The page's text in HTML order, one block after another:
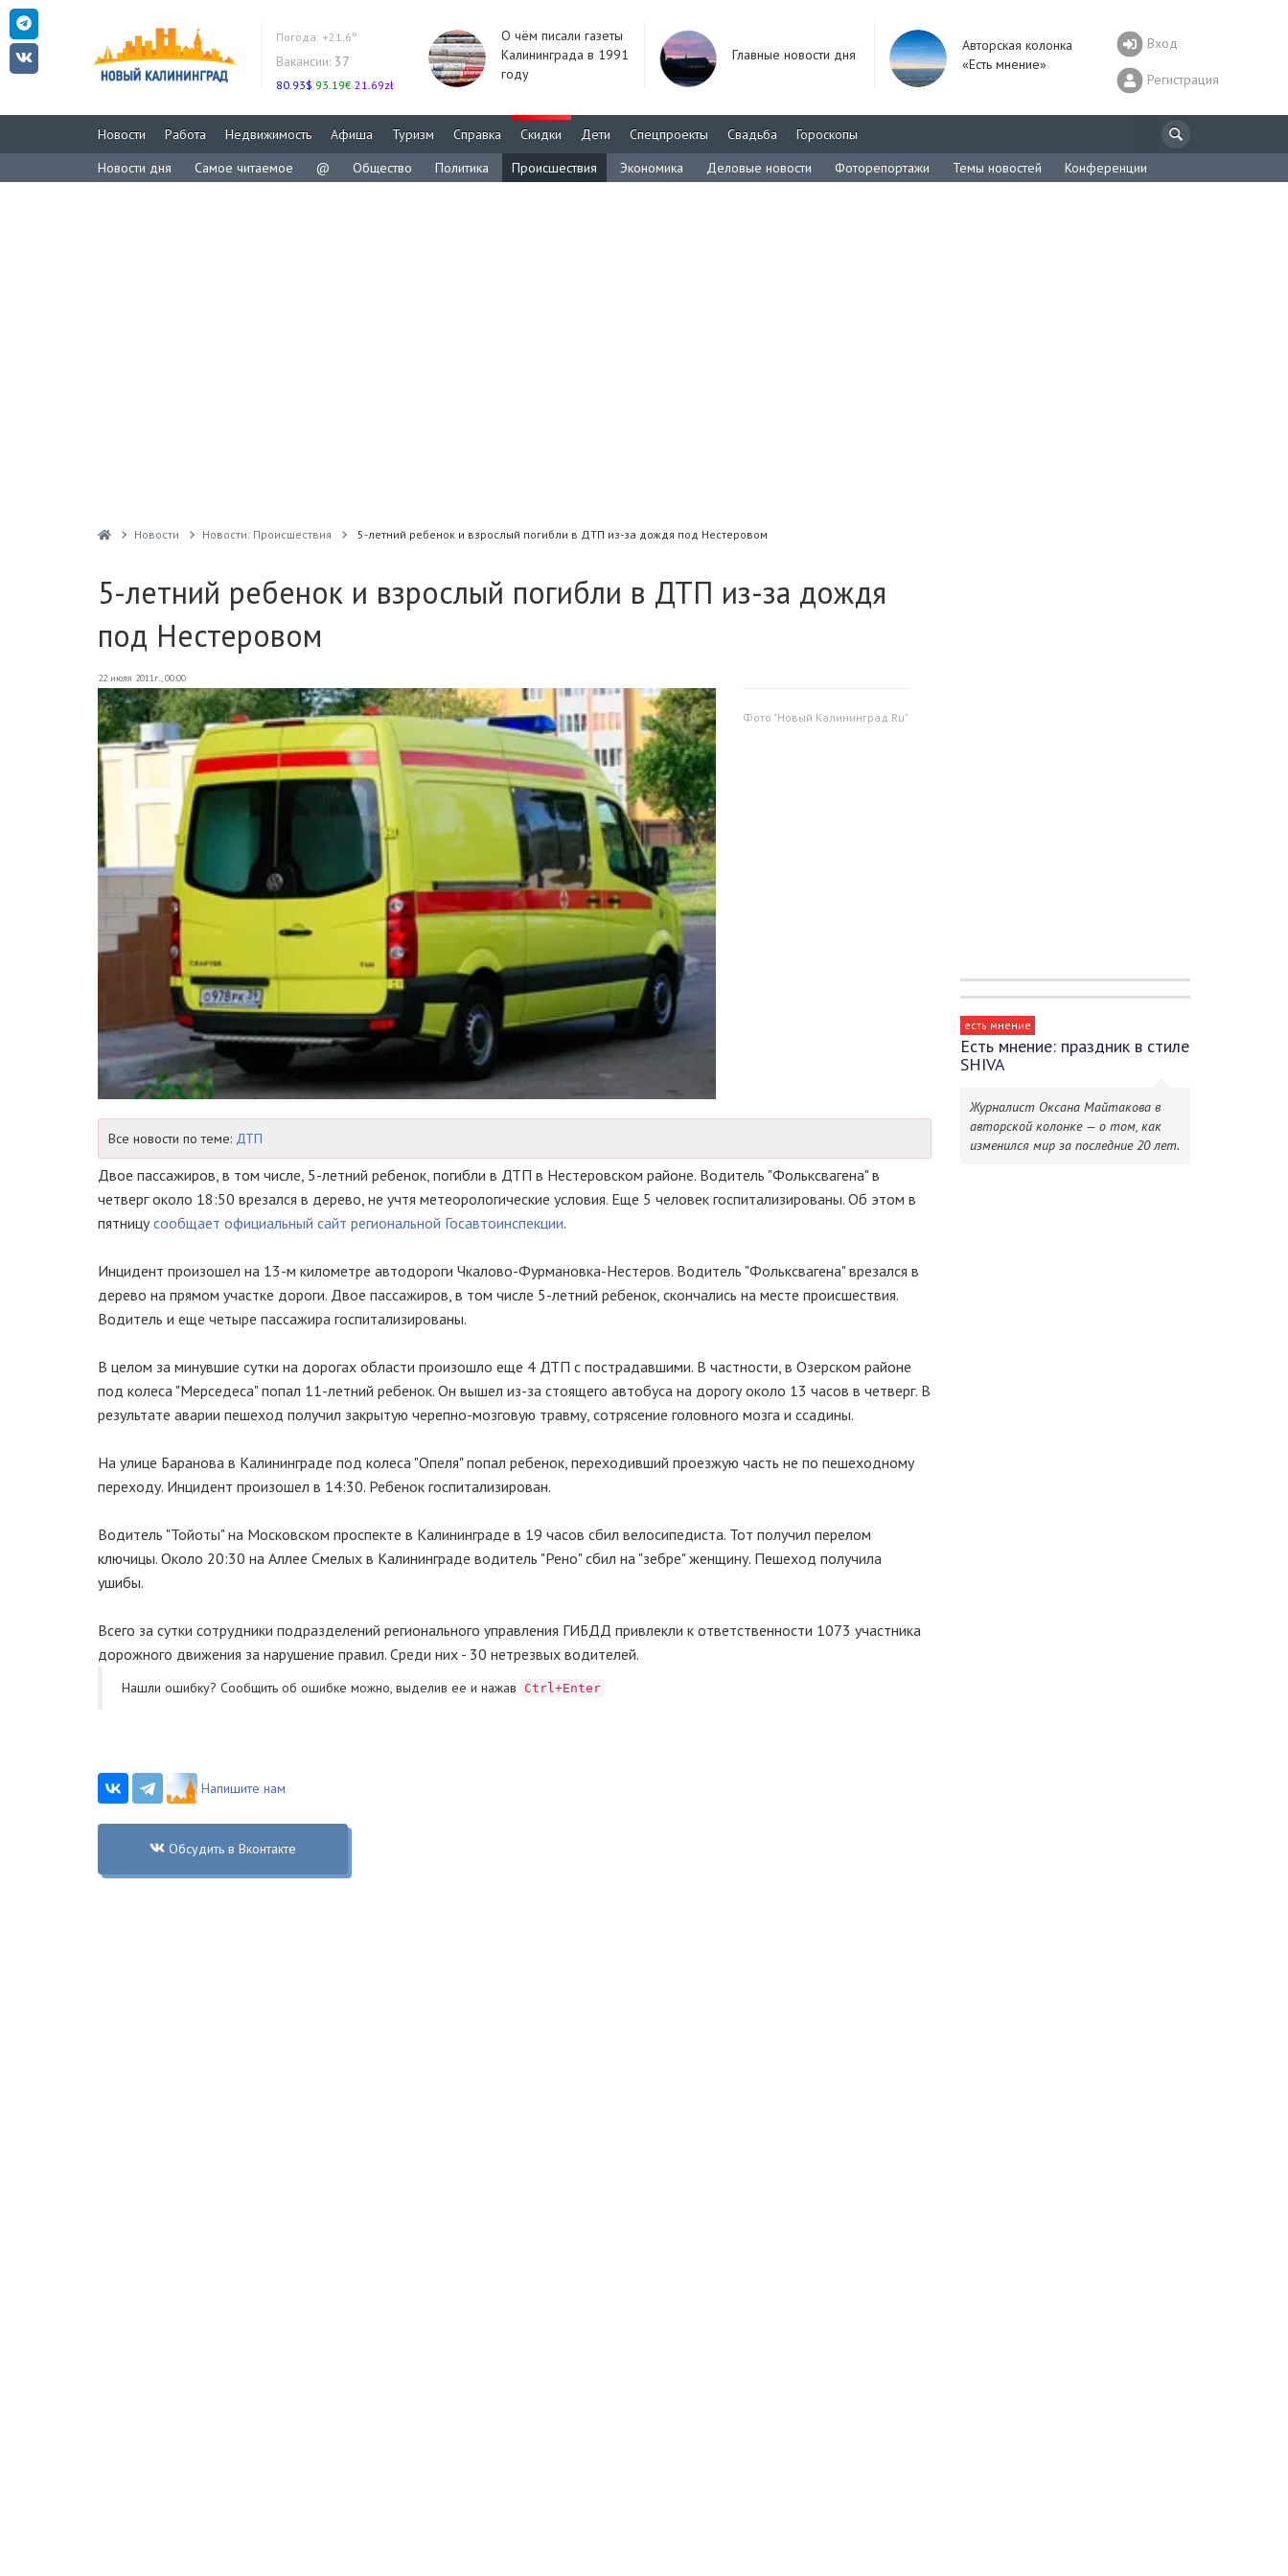
Погода: +21.6°
Вакансии: 37
80.93$ 93.19€ 21.69zł
О чём писали газеты
Калининграда в 1991
году
Главные новости дня
Авторская колонка
«Есть мнение»
Вход
Регистрация
Новости Работа Недвижимость Афиша Туризм Справка Скидки Дети Спецпроекты Свадьба
Гороскопы
Новости дня
Самое читаемое @ Общество Политика Происшествия Экономика Деловые новости Фоторепортажи Темы новостей Конференции
Новости Новости: Происшествия 5-летний ребенок и взрослый погибли в ДТП из-за дождя под Нестеровом
5-летний ребенок и взрослый погибли в ДТП из-за дождя
под Нестеровом
22 июля 2011г., 00:00
Фото "Новый Калининград.Ru"
Все новости по теме: ДТП
Двое пассажиров, в том числе, 5-летний ребенок, погибли в ДТП в Нестеровском районе. Водитель "Фольксвагена" в
четверг около 18:50 врезался в дерево, не учтя метеорологические условия. Еще 5 человек госпитализированы. Об этом в
пятницусообщает официальный сайт региональной Госавтоинспекции.
Инцидент произошел на 13-м километре автодороги Чкалово-Фурмановка-Нестеров. Водитель "Фольксвагена" врезался в
дерево на прямом участке дороги. Двое пассажиров, в том числе 5-летний ребенок, скончались на месте происшествия.
Водитель и еще четыре пассажира госпитализированы.
В целом за минувшие сутки на дорогах области произошло еще 4 ДТП с пострадавшими. В частности, в Озерском районе
под колеса "Мерседеса" попал 11-летний ребенок. Он вышел из-за стоящего автобуса на дорогу около 13 часов в четверг. В
результате аварии пешеход получил закрытую черепно-мозговую травму, сотрясение головного мозга и ссадины.
На улице Баранова в Калининграде под колеса "Опеля" попал ребенок, переходивший проезжую часть не по пешеходному
переходу. Инцидент произошел в 14:30. Ребенок госпитализирован.
Водитель "Тойоты" на Московском проспекте в Калининграде в 19 часов сбил велосипедиста. Тот получил перелом
ключицы. Около 20:30 на Аллее Смелых в Калининграде водитель "Рено" сбил на "зебре" женщину. Пешеход получила
ушибы.
Всего за сутки сотрудники подразделений регионального управления ГИБДД привлекли к ответственности 1073 участника
дорожного движения за нарушение правил. Среди них - 30 нетрезвых водителей.
Нашли ошибку? Cообщить об ошибке можно, выделив ее и нажав Ctrl+Enter
Напишите нам
Обсудить в Вконтакте
есть мнение
Есть мнение: праздник в стиле
SHIVA
Журналист Оксана Майтакова в
авторской колонке — о том, как
изменился мир за последние 20 лет.